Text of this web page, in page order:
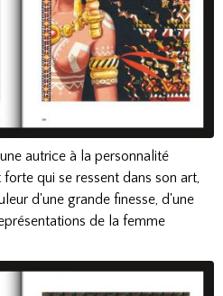
autrice à la personnalité
qui se ressent dans son art,
d'une grande finesse, d'une
de la femme